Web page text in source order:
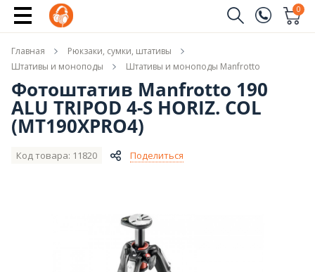
(096)
(044)
0
Имя
Телефон
Главная
Рюкзаки, сумки, штативы
Штативы и моноподы
Штативы и моноподы Manfrotto
Фотоштатив Manfrotto 190
ALU TRIPOD 4-S HORIZ. COL
(MT190XPRO4)
Код товара: 11820 Поделиться
Купить